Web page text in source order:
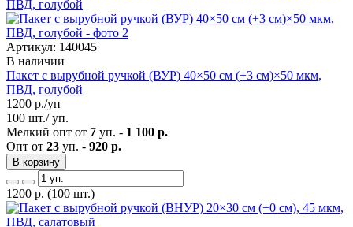
Артикул: 140045
В наличии
Пакет с вырубной ручкой (ВУР) 40×50 см (+3 см)×50 мкм,
ПВД, голубой
1200 р./уп
100 шт./ уп.
Мелкий опт от 7 уп. - 1 100 р.
Опт от 23 уп. - 920 р.
В корзину
1200 р. (100 шт.)